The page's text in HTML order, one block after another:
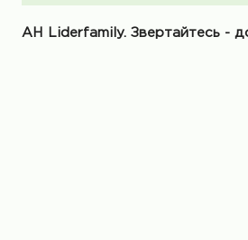
АН Liderfamily. Звертайтесь -